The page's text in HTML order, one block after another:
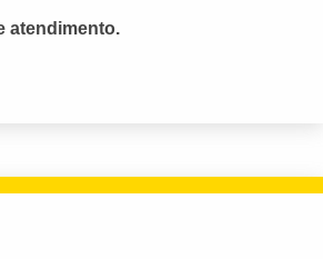
atendimento.